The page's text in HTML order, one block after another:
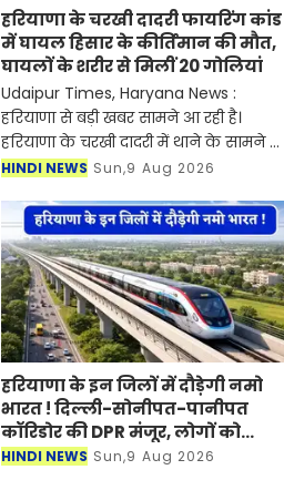
हरियाणा के चरखी दादरी फायरिंग कांड
में घायल हिसार के कीर्तिमान की मौत,
घायलों के शरीर से मिलीं 20 गोलियां
Udaipur Times, Haryana News :
हरियाणा से बड़ी खबर सामने आ रही है।
हरियाणा के चरखी दादरी में थाने के सामने हुई
30 राउंड फायरिंग कांड में घायल हुए हिसार
अस्पताल में
HINDI NEWS Sun,9 Aug 2026
हरियाणा के इन जिलों में दौड़ेगी नमो
भारत ! दिल्ली-सोनीपत-पानीपत
कॉरिडोर की DPR मंजूर, लोगों को
मिलेगा बड़ा फायदा
HINDI NEWS Sun,9 Aug 2026